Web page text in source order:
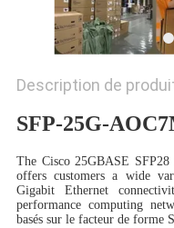
NOUVELLES
LES
AFFAIRES
SITEMAP
Description de
SFP-25G-
The Cisco 25GBASE
offers customers a wide
Gigabit Ethernet
performance computing
basés sur le facteur de forme